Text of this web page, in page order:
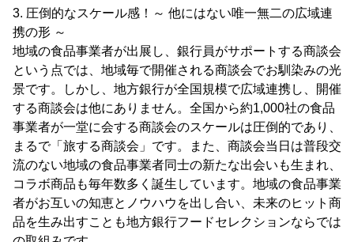
3. 圧倒的なスケール感！～ 他にはない唯一無二の広域連
携の形 ～
地域の食品事業者が出展し、銀行員がサポートする商談会
という点では、地域毎で開催される商談会でお馴染みの光
景です。しかし、地方銀行が全国規模で広域連携し、開催
する商談会は他にありません。全国から約1,000社の食品
事業者が一堂に会する商談会のスケールは圧倒的であり、
まるで「旅する商談会」です。また、商談会当日は普段交
流のない地域の食品事業者同士の新たな出会いも生まれ、
コラボ商品も毎年数多く誕生しています。地域の食品事業
者がお互いの知恵とノウハウを出し合い、未来のヒット商
品を生み出すことも地方銀行フードセレクションならでは